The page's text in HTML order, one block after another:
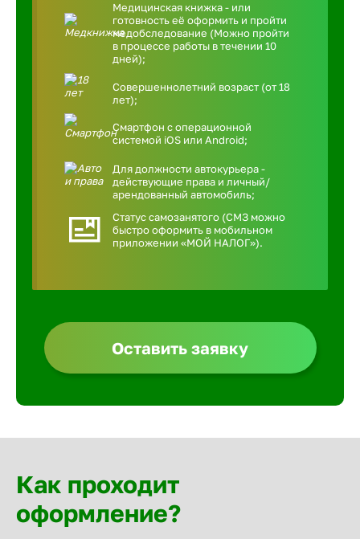
Медицинская книжка - или
готовность её оформить и пройти
медобследование (Можно пройти
в процессе работы в течении 10
дней);
Совершеннолетний возраст (от 18
лет);
Смартфон с операционной
системой iOS или Android;
Для должности автокурьера -
действующие права и личный/
арендованный автомобиль;
Статус самозанятого (СМЗ можно
быстро оформить в мобильном
приложении «МОЙ НАЛОГ»).
Оставить заявку
Как проходит
оформление?